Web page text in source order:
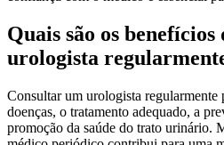
Quais são os
urologista
Consultar um urologista regularmente
doenças, o tratamento adequado, a
promoção da saúde do trato urinário.